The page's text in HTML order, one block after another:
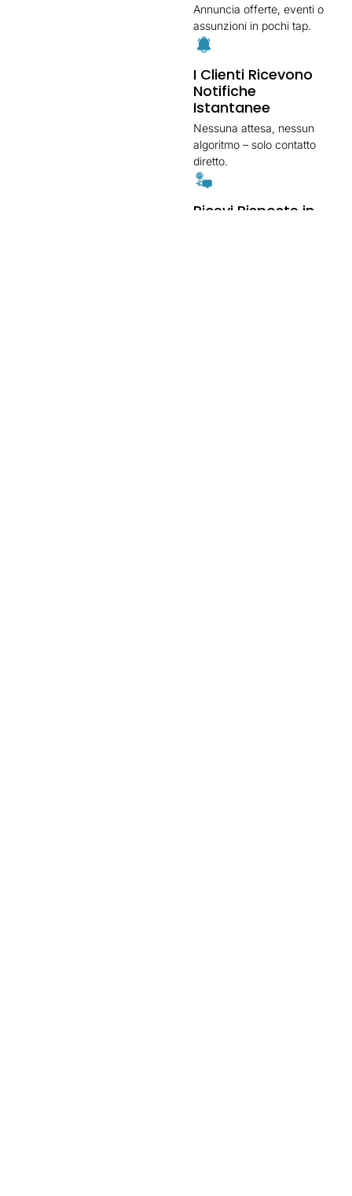
Annuncia offerte, eventi o
assunzioni in pochi tap.
I Clienti Ricevono
Notifiche
Istantanee
Nessuna attesa, nessun
algoritmo – solo contatto
diretto.
Ricevi Risposte in